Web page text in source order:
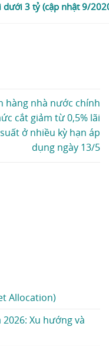
3 tỷ (cập nhật 9/
hàng nhà nước chính
cắt giảm từ 0,5% lãi
suất ở nhiều kỳ hạn áp
dụng ngày 13/5
Allocation)
Xu hướng và